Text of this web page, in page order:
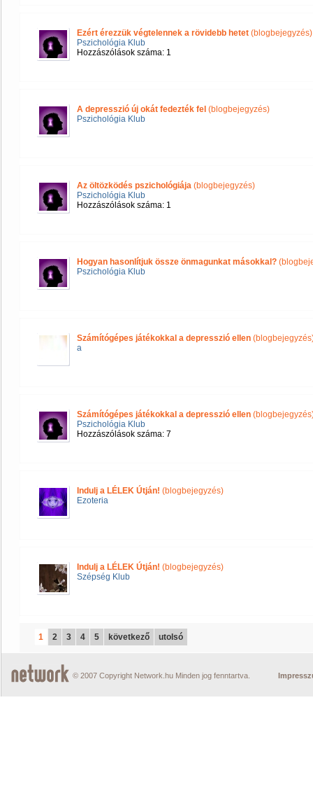
Ezért érezzük végtelennek a rövidebb hetet (blogbejegyzés)
Pszichológia Klub
Hozzászólások száma: 1
A depresszió új okát fedezték fel (blogbejegyzés)
Pszichológia Klub
Az öltözködés pszichológiája (blogbejegyzés)
Pszichológia Klub
Hozzászólások száma: 1
Hogyan hasonlítjuk össze önmagunkat másokkal?
Pszichológia Klub
Számítógépes játékokkal a depresszió ellen
a
Számítógépes játékokkal a depresszió ellen
Pszichológia Klub
Hozzászólások száma: 7
Indulj a LÉLEK Útján! (blogbejegyzés)
Ezoteria
Indulj a LÉLEK Útján! (blogbejegyzés)
Szépség Klub
1 2 3 4 5 következő utolsó
© 2007 Copyright Network.hu Minden jog fenntartva.